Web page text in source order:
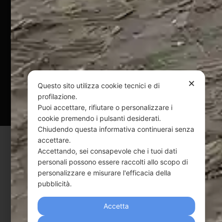
@ Copyright 2024 Webpesca è un brand Intent di Federico
Andrenacci P.Iva 01917920678
Via G. Galilei n. 2 – 64018 Tortoreto TE | REA TE-168019 |
Mail:info@webpesca.it| Pec:federicoandrenacci@pec.it
Questo sito è protetto da Google reCAPTCHA
Privacy Policy eTerms of Servicedi Google.
✕
Questo sito utilizza cookie tecnici e di
profilazione.
Puoi accettare, rifiutare o personalizzare i
cookie premendo i pulsanti desiderati.
Chiudendo questa informativa continuerai senza
accettare.
Accettando, sei consapevole che i tuoi dati
personali possono essere raccolti allo scopo di
personalizzare e misurare l'efficacia della
pubblicità.
Accetta